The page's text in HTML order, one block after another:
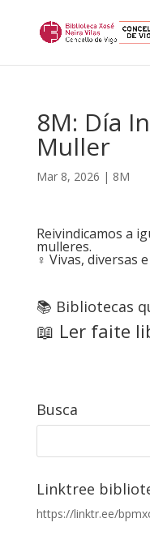
8M: Día
Muller
Mar 8, 2026 | 8M
Reivindicamos a
mulleres.
♀️ Vivas, diversas
📚 Bibliotecas
📖 Ler faite
Busca
Linktree
https://linktr.ee/